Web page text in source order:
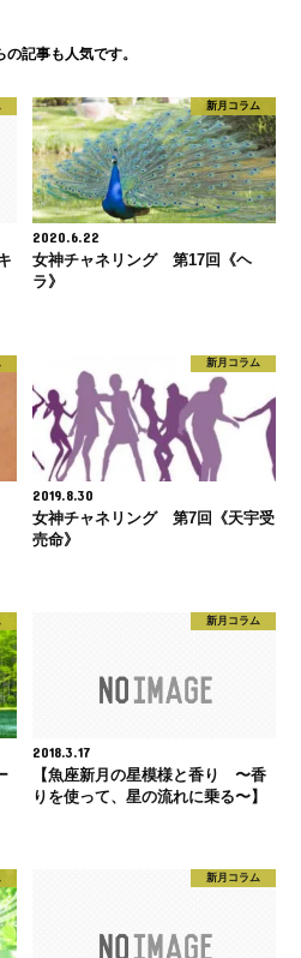
の記事も人気です。
新月コラム
2020.6.22
女神チャネリング 第17回《ヘ
ラ》
新月コラム
2019.8.30
女神チャネリング 第7回《天宇受
売命》
新月コラム
2018.3.17
【魚座新月の星模様と香り 〜香
りを使って、星の流れに乗る〜】
新月コラム